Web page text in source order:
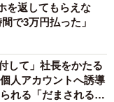
を返してもらえな
で3万円払った」
して」社長をかたる
人アカウントへ誘導
れる「だまされる前